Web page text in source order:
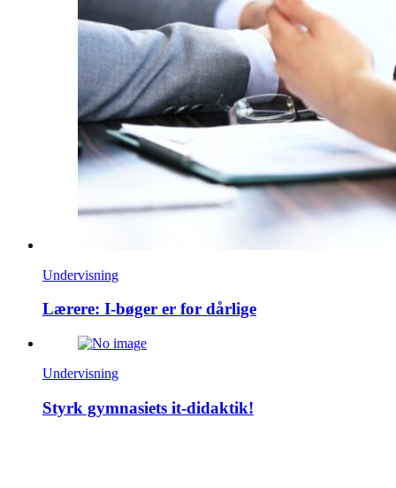
Undervisning
Lærere: I-bøger er for dårlige
Undervisning
Styrk gymnasiets it-didaktik!